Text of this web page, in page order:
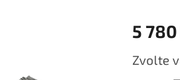
5 780
cena:
Zvolte